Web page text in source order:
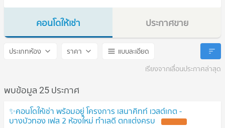
คอนโดให้เช่า
ถนนบางกรวย-ไทรน้อย
ประกาศขาย
ถนนบางกรวย-ไทรน้อย
ประเภทห้อง ราคา
แบบละเอียด
เรียงจากเลื่อนประกาศล่าสุด
พบข้อมูล 25 ประกาศ
✨คอนโดให้เช่า พร้อมอยู่ โครงการ เสนาคิทท์ เวสต์เกต -
บางบัวทอง เฟส 2 ห้องใหม่ ทำเลดี ตกแต่งครบ